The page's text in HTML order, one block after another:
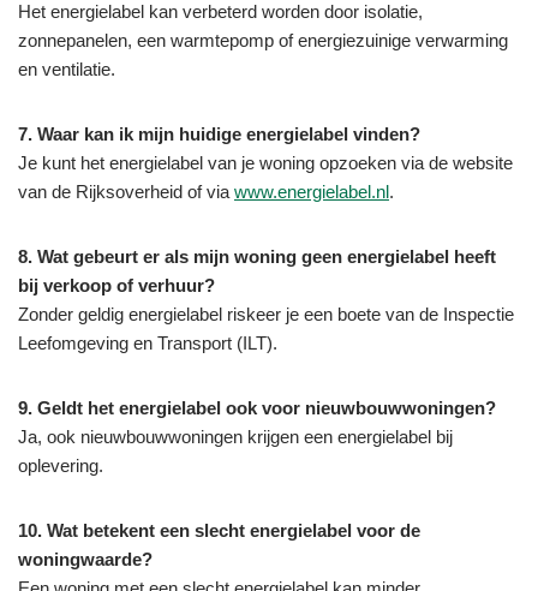
Het energielabel kan verbeterd worden door isolatie,
zonnepanelen, een warmtepomp of energiezuinige verwarming
en ventilatie.
7. Waar kan ik mijn huidige energielabel vinden?
Je kunt het energielabel van je woning opzoeken via de website
van de Rijksoverheid of via www.energielabel.nl.
8. Wat gebeurt er als mijn woning geen energielabel heeft
bij verkoop of verhuur?
Zonder geldig energielabel riskeer je een boete van de Inspectie
Leefomgeving en Transport (ILT).
9. Geldt het energielabel ook voor nieuwbouwwoningen?
Ja, ook nieuwbouwwoningen krijgen een energielabel bij
oplevering.
10. Wat betekent een slecht energielabel voor de
woningwaarde?